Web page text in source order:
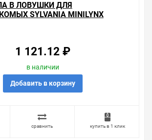
В ЛОВУШКИ ДЛЯ
SYLVANIA MINILYNX
1 121.12 ₽
в наличии
Добавить в корзину
сравнить купить в 1 клик